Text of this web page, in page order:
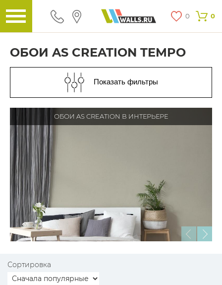
0 0
ОБОИ AS CREATION TEMPO
Показать фильтры
ОБОИ AS CREATION В ИНТЕРЬЕРЕ
Сортировка